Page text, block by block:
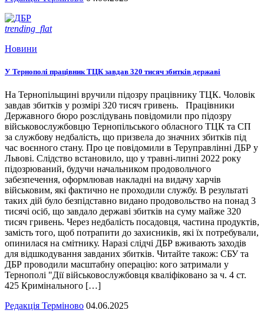
trending_flat
Новини
У Тернополі працівник ТЦК завдав 320 тисяч збитків державі
На Тернопільщині вручили підозру працівнику ТЦК. Чоловік
завдав збитків у розмірі 320 тисяч гривень. Працівники
Державного бюро розслідувань повідомили про підозру
військовослужбовцю Тернопільського обласного ТЦК та СП
за службову недбалість, що призвела до значних збитків під
час воєнного стану. Про це повідомили в Теруправлінні ДБР у
Львові. Слідство встановило, що у травні-липні 2022 року
підозрюваний, будучи начальником продовольчого
забезпечення, оформлював накладні на видачу харчів
військовим, які фактично не проходили службу. В результаті
таких дій було безпідставно видано продовольство на понад 3
тисячі осіб, що завдало державі збитків на суму майже 320
тисяч гривень. Через недбалість посадовця, частина продуктів,
замість того, щоб потрапити до захисників, які їх потребували,
опинилася на смітнику. Наразі слідчі ДБР вживають заходів
для відшкодування завданих збитків. Читайте також: СБУ та
ДБР проводили масштабну операцію: кого затримали у
Тернополі "Дії військовослужбовця кваліфіковано за ч. 4 ст.
425 Кримінального […]
Редакція Терміново 04.06.2025